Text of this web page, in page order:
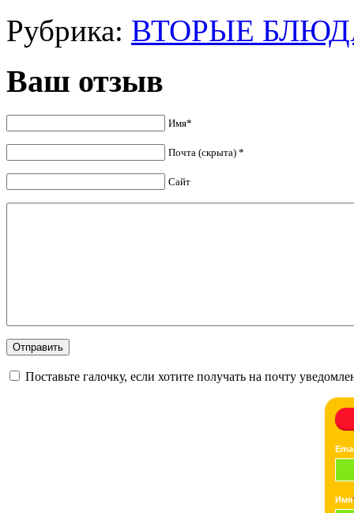
Рубрика: ВТОРЫЕ
Ваш отзыв
Имя*
Почта (скрыта) *
Сайт
Поставьте галочку, если хотите получать на почту
Имя